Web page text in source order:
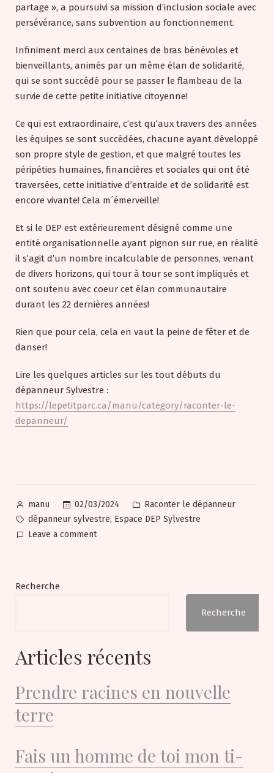
partage », a poursuivi sa mission d’inclusion sociale avec
persévérance, sans subvention au fonctionnement.
Infiniment merci aux centaines de bras bénévoles et
bienveillants, animés par un même élan de solidarité,
qui se sont succédé pour se passer le flambeau de la
survie de cette petite initiative citoyenne!
Ce qui est extraordinaire, c’est qu’aux travers des années
les équipes se sont succédées, chacune ayant développé
son propre style de gestion, et que malgré toutes les
péripéties humaines, financières et sociales qui ont été
traversées, cette initiative d’entraide et de solidarité est
encore vivante! Cela m´émerveille!
Et si le DEP est extérieurement désigné comme une
entité organisationnelle ayant pignon sur rue, en réalité
il s’agit d’un nombre incalculable de personnes, venant
de divers horizons, qui tour à tour se sont impliqués et
ont soutenu avec coeur cet élan communautaire
durant les 22 dernières années!
Rien que pour cela, cela en vaut la peine de fêter et de
danser!
Lire les quelques articles sur les tout débuts du
dépanneur Sylvestre :
https://lepetitparc.ca/manu/category/raconter-le-
depanneur/
Posted
by
manu 02/03/2024
Posted
in
Raconter le dépanneur
Tags:
dépanneur sylvestre, Espace DEP Sylvestre
Leave a commenton
Recherche
Recherche
Articles récents
Prendre racines en nouvelle
terre
Fais un homme de toi mon ti-